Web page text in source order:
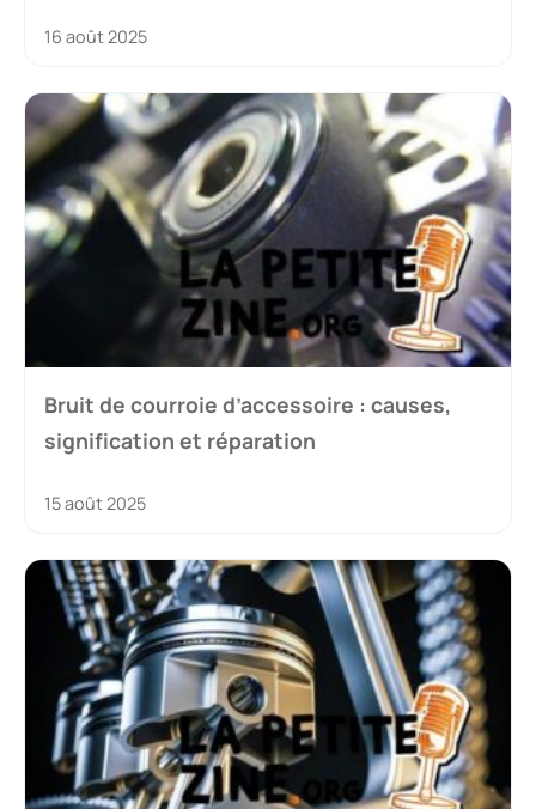
16 août 2025
Bruit de courroie d’accessoire : causes,
signification et réparation
15 août 2025